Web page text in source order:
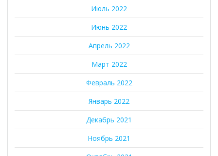
Июль 2022
Июнь 2022
Апрель 2022
Март 2022
Февраль 2022
Январь 2022
Декабрь 2021
Ноябрь 2021